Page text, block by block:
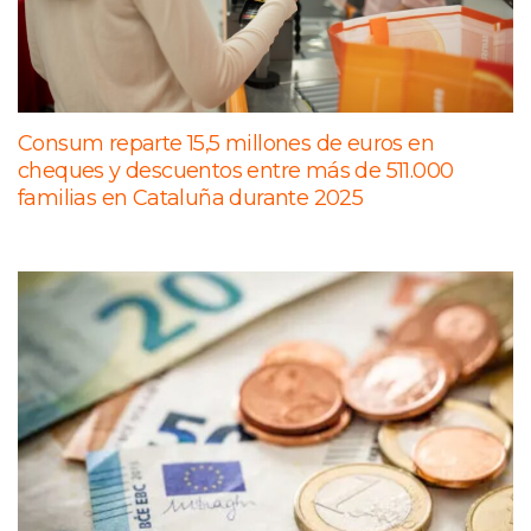
Consum reparte 15,5 millones de euros en
cheques y descuentos entre más de 511.000
familias en Cataluña durante 2025